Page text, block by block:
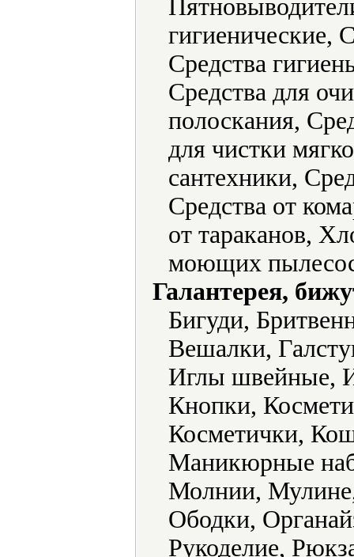
гигиенические,
Средства
Средства для
полоскания,
для чистки
сантехники,
Средства от
от тараканов,
моющих
Галантерея,
Бигуди,
Вешалки,
Иглы швейные,
Кнопки,
Косметички,
Маникюрные
Молнии,
Ободки,
Рукоделие,